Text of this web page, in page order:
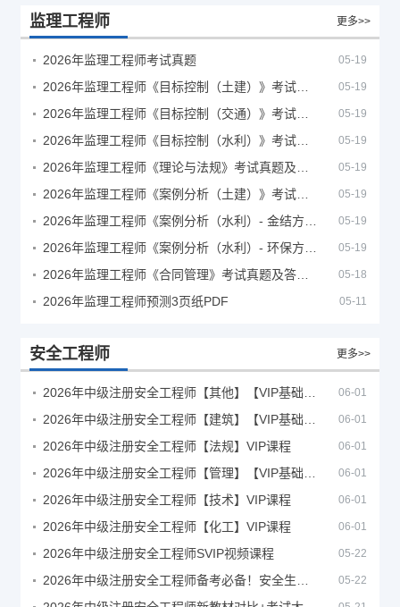
监理工程师 更多>>
2026年监理工程师考试真题 05-19
05-19
05-19
05-19
05-19
05-19
05-19
05-19
05-18
2026年监理工程师预测3页纸PDF 05-11
安全工程师 更多>>
06-01
06-01
2026年中级注册安全工程师【法规】VIP课程 06-01
06-01
2026年中级注册安全工程师【技术】VIP课程 06-01
2026年中级注册安全工程师【化工】VIP课程 06-01
2026年中级注册安全工程师SVIP视频课程 05-22
05-22